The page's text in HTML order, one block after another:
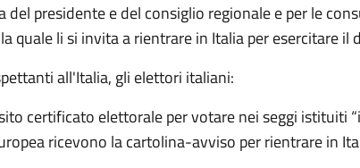
presidente e del consiglio regionale e per le
quale li si invita a rientrare in Italia per esercitare il
all'Italia, gli elettori italiani:
certificato elettorale per votare nei seggi istituiti
ricevono la cartolina-avviso per rientrare in